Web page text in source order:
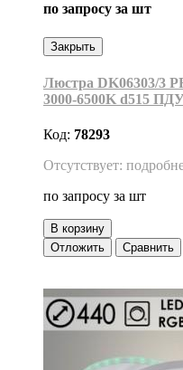
по запросу за шт
Закрыть
Люстра DK06303/3
3000-6500K d515
Код: 78293
Отсутствует:
по запросу за шт
В корзину
Отложить
Сравнить